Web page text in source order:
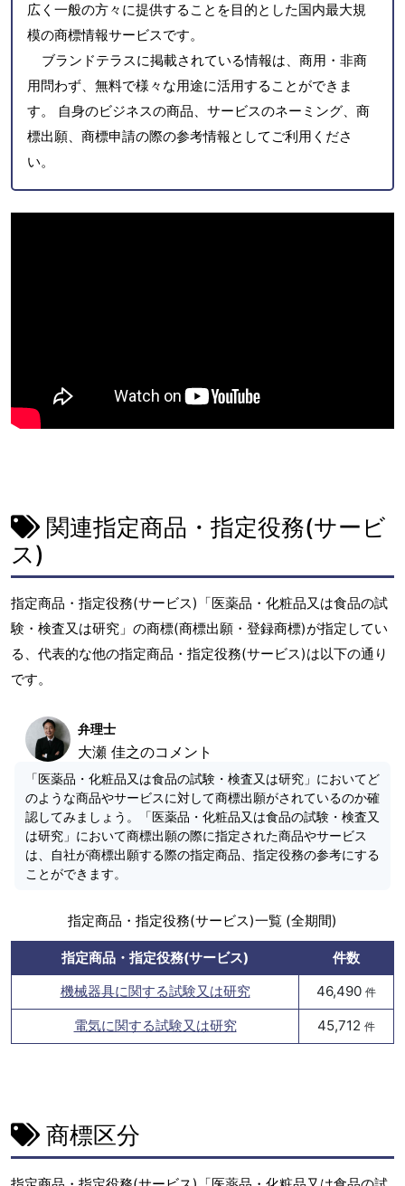
広く一般の方々に提供することを目的とした国内最大規
模の商標情報サービスです。
ブランドテラスに掲載されている情報は、商用・非商
用問わず、無料で様々な用途に活用することができま
す。 自身のビジネスの商品、サービスのネーミング、商
標出願、商標申請の際の参考情報としてご利用くださ
い。
関連指定商品・指定役務(サービ
ス)
指定商品・指定役務(サービス)「医薬品・化粧品又は食品の試
験・検査又は研究」の商標(商標出願・登録商標)が指定してい
る、代表的な他の指定商品・指定役務(サービス)は以下の通り
です。
弁理士
大瀬 佳之のコメント
「医薬品・化粧品又は食品の試験・検査又は研究」においてど
のような商品やサービスに対して商標出願がされているのか確
認してみましょう。「医薬品・化粧品又は食品の試験・検査又
は研究」において商標出願の際に指定された商品やサービス
は、自社が商標出願する際の指定商品、指定役務の参考にする
ことができます。
指定商品・指定役務(サービス)一覧 (全期間)
指定商品・指定役務(サービス)
件数
機械器具に関する試験又は研究
46,490 件
電気に関する試験又は研究 45,712 件
商標区分